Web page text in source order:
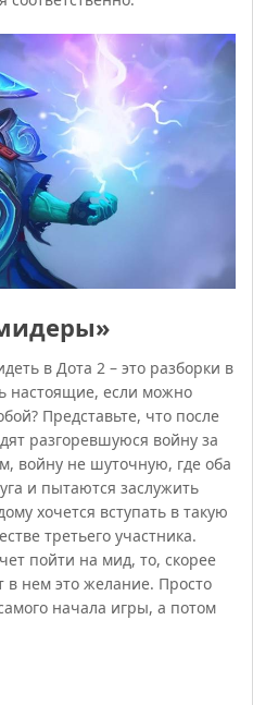
в Дота 2 – это разборки в
настоящие, если можно
Представьте, что после
разгоревшуюся войну за
войну не шуточную, где оба
и пытаются заслужить
хочется вступать в такую
третьего участника.
пойти на мид, то, скорее
в нем это желание. Просто
начала игры, а потом